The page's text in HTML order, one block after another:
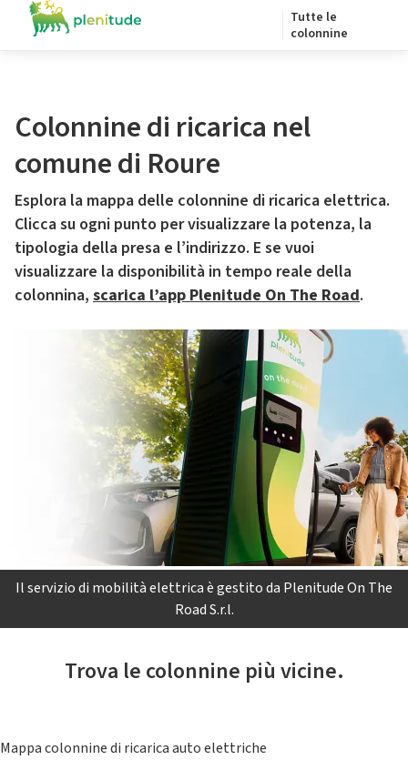
Tutte le
colonnine
Colonnine di ricarica nel
comune di Roure
Esplora la mappa delle colonnine di ricarica elettrica.
Clicca su ogni punto per visualizzare la potenza, la
tipologia della presa e l’indirizzo. E se vuoi
visualizzare la disponibilità in tempo reale della
colonnina, scarica l’app Plenitude On The Road.
Il servizio di mobilità elettrica è gestito da Plenitude On The
Road S.r.l.
Trova le colonnine più vicine.
Mappa colonnine di ricarica auto elettriche